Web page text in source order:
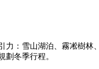
力：雪山湖泊、霧凇樹林
冬季行程。